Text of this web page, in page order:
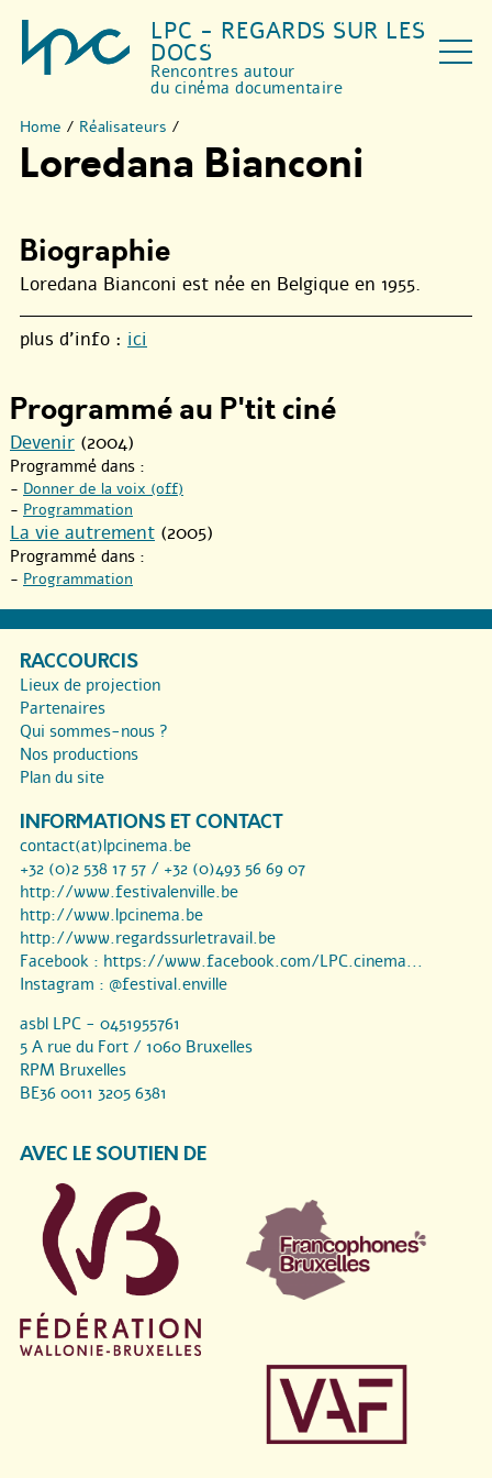
LPC - REGARDS SUR LES
DOCS
Rencontres autour
du cinéma documentaire
Home / Réalisateurs /
Loredana Bianconi
Biographie
Loredana Bianconi est née en Belgique en 1955.
plus d’info : ici
Programmé au P'tit ciné
Devenir (2004)
Programmé dans :
- Donner de la voix (off)
- Programmation
La vie autrement (2005)
Programmé dans :
- Programmation
RACCOURCIS
Lieux de projection
Partenaires
Qui sommes-nous ?
Nos productions
Plan du site
INFORMATIONS ET CONTACT
contact(at)lpcinema.be
+32 (0)2 538 17 57 / +32 (0)493 56 69 07
http://www.festivalenville.be
http://www.lpcinema.be
http://www.regardssurletravail.be
Facebook : https://www.facebook.com/LPC.cinema...
Instagram : @festival.enville
asbl LPC - 0451955761
5 A rue du Fort / 1060 Bruxelles
RPM Bruxelles
BE36 0011 3205 6381
AVEC LE SOUTIEN DE